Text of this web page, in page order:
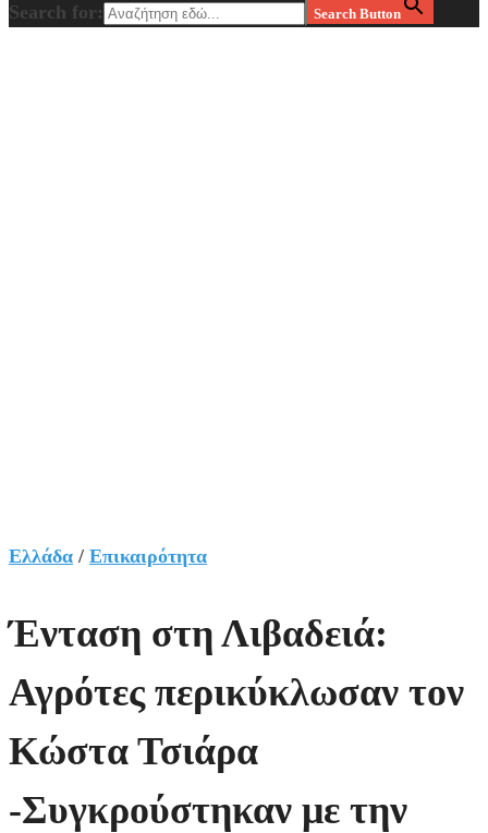
Search for: Search Button
Ελλάδα / Επικαιρότητα
Ένταση στη Λιβαδειά:
Αγρότες περικύκλωσαν τον
Κώστα Τσιάρα
-Συγκρούστηκαν με την